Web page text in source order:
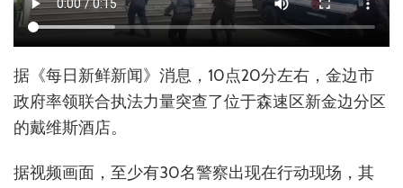
据《每日新鲜新闻》消息，10点20分左右，金边市
政府率领联合执法力量突查了位于森速区新金边分区
的戴维斯酒店。
据视频画面，至少有30名警察出现在行动现场，其